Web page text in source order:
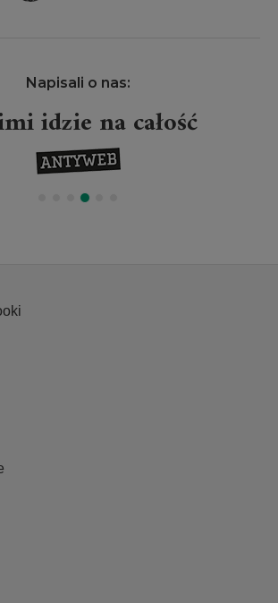
Napisali o nas:
idzie na całość